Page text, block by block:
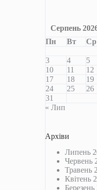
Серпень
Пн
Вт Ср
3
4 5
10
11 12
17
18 19
24
25 26
31
« Лип
Архіви
Липень
Червень
Травень
Квітень
Березень